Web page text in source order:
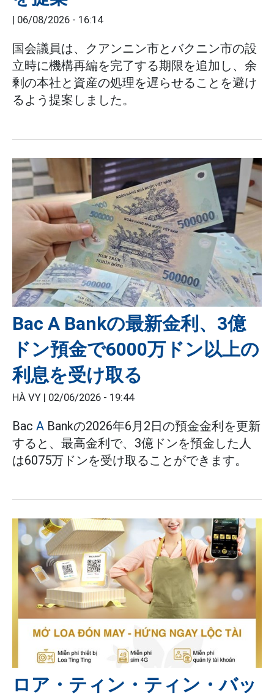
| 06/08/2026 - 16:14
国会議員は、クアンニン市とバクニン市の設
立時に機構再編を完了する期限を追加し、余
剰の本社と資産の処理を遅らせることを避け
るよう提案しました。
Bac A Bankの最新金利、3億
ドン預金で6000万ドン以上の
利息を受け取る
HÀ VY | 02/06/2026 - 19:44
Bac A Bankの2026年6月2日の預金金利を更新
すると、最高金利で、3億ドンを預金した人
は6075万ドンを受け取ることができます。
ロア・ティン・ティン・バッ